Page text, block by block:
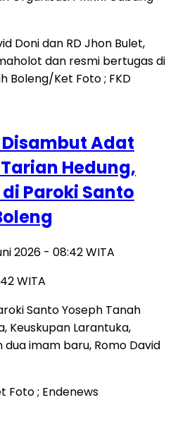
Adat
Hedung,
Paroki Santo
2026 - 08:42 WITA
WITA
Santo Yoseph Tanah
Keuskupan Larantuka,
imam baru, Romo David